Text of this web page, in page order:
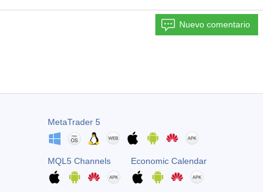
Nuevo comentario
MetaTrader 5
MQL5 Channels Economic Calendar